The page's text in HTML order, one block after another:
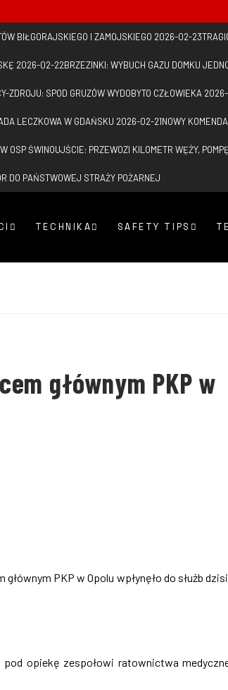
BIŁGORAJSKIEGO I ZAMOJSKIEGO 2026-02-23
2026-02-22BRZEZINKI: WYBUCH GAZU DOMKU
ZDROJU: SPOD GRUZÓW WYDOBYTO CZŁOWIEKA
LECZKOWA W GDAŃSKU 2026-02-21NOWY
OSP ŚWINOUJŚCIE: PRZEWOZI KILOMETR WĘŻY,
DO PAŃSTWOWEJ STRAŻY POŻARNEJ
TECHNIKA SAFETY TIPS
głównym PKP w
PKP w Opolu wpłynęło do służb
opiekę zespołowi ratownictwa